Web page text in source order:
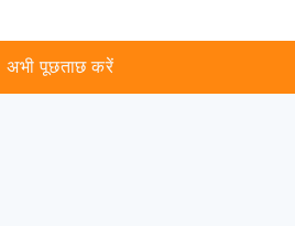
अभी पूछताछ करें